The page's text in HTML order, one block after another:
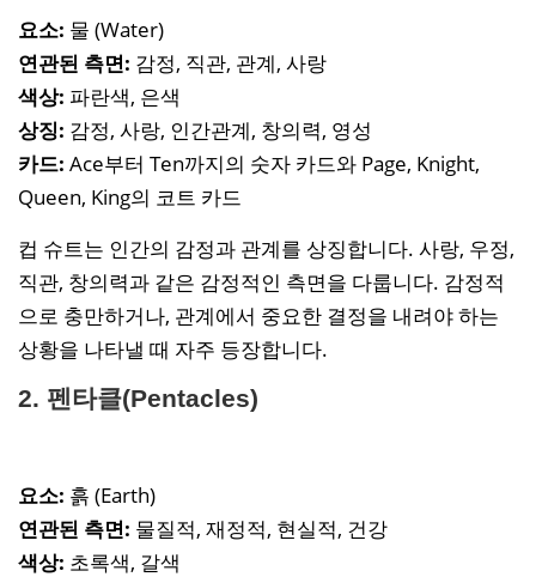
요소: 물 (Water)
연관된 측면: 감정, 직관, 관계, 사랑
색상: 파란색, 은색
상징: 감정, 사랑, 인간관계, 창의력, 영성
카드: Ace부터 Ten까지의 숫자 카드와 Page, Knight,
Queen, King의 코트 카드
컵 슈트는 인간의 감정과 관계를 상징합니다. 사랑, 우정,
직관, 창의력과 같은 감정적인 측면을 다룹니다. 감정적
으로 충만하거나, 관계에서 중요한 결정을 내려야 하는
상황을 나타낼 때 자주 등장합니다.
2. 펜타클(Pentacles)
요소: 흙 (Earth)
연관된 측면: 물질적, 재정적, 현실적, 건강
색상: 초록색, 갈색